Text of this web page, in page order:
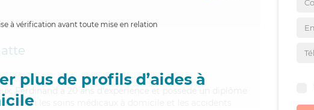
à vérification avant toute mise en relation
plus de profils d’aides à
Ferdinand a 20 ans d'expérience et possède un diplôme
bien les soins médicaux à domicile et les accidents